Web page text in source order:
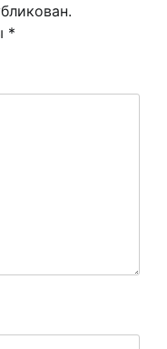
*